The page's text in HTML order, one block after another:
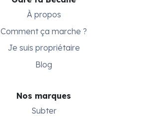
À propos
Comment ça marche ?
Je suis propriétaire
Blog
Nos marques
Subter